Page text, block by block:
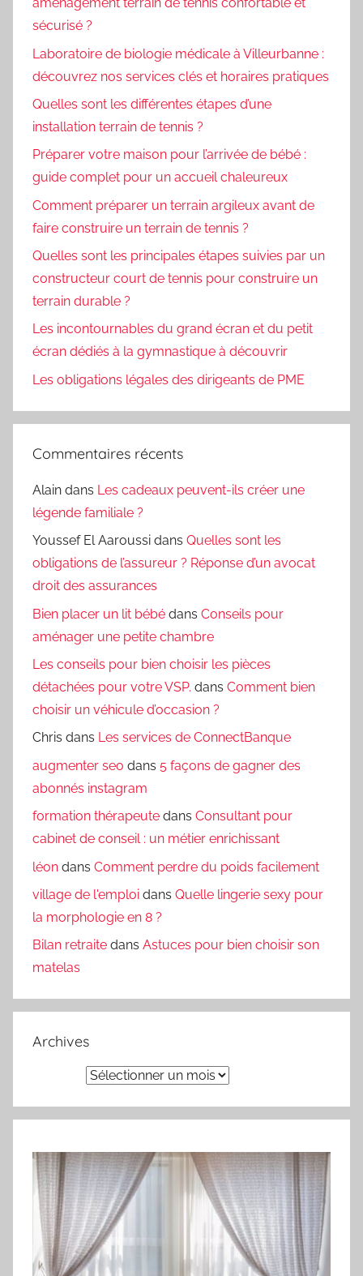
sécurisé ?
Laboratoire de biologie médicale à Villeurbanne :
découvrez nos services clés et horaires pratiques
Quelles sont les différentes étapes d’une
installation terrain de tennis ?
Préparer votre maison pour l’arrivée de bébé :
guide complet pour un accueil chaleureux
Comment préparer un terrain argileux avant de
faire construire un terrain de tennis ?
Quelles sont les principales étapes suivies par un
constructeur court de tennis pour construire un
terrain durable ?
Les incontournables du grand écran et du petit
écran dédiés à la gymnastique à découvrir
Les obligations légales des dirigeants de PME
Commentaires récents
Alain dans Les cadeaux peuvent-ils créer une
légende familiale ?
Youssef El Aaroussi dans Quelles sont les
obligations de l’assureur ? Réponse d’un avocat
droit des assurances
Bien placer un lit bébé dans Conseils pour
aménager une petite chambre
Les conseils pour bien choisir les pièces
détachées pour votre VSP. dans Comment bien
choisir un véhicule d’occasion ?
Chris dans Les services de ConnectBanque
augmenter seo dans 5 façons de gagner des
abonnés instagram
formation thérapeute dans Consultant pour
cabinet de conseil : un métier enrichissant
léon dans Comment perdre du poids facilement
village de l'emploi dans Quelle lingerie sexy pour
la morphologie en 8 ?
Bilan retraite dans Astuces pour bien choisir son
matelas
Archives